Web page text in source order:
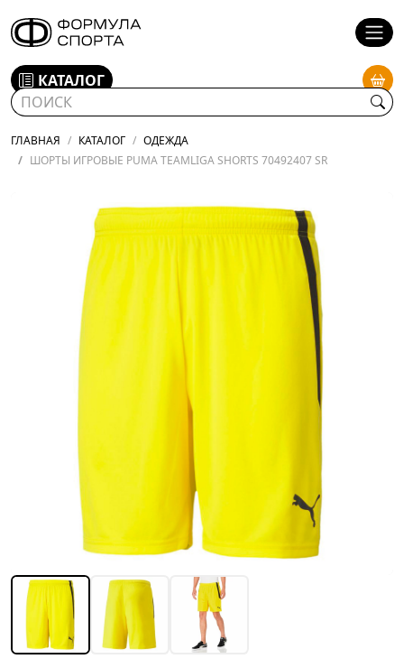
КАТАЛОГ
ГЛАВНАЯ КАТАЛОГ
ОДЕЖДА
ШОРТЫ ИГРОВЫЕ PUMA TEAMLIGA SHORTS 70492407 SR